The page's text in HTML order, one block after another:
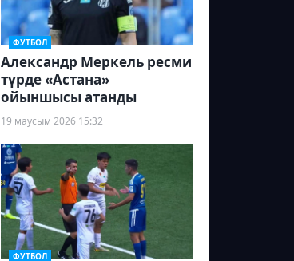
ФУТБОЛ
Александр Меркель ресми
түрде «Астана»
ойыншысы атанды
19 маусым 2026 15:32
ФУТБОЛ